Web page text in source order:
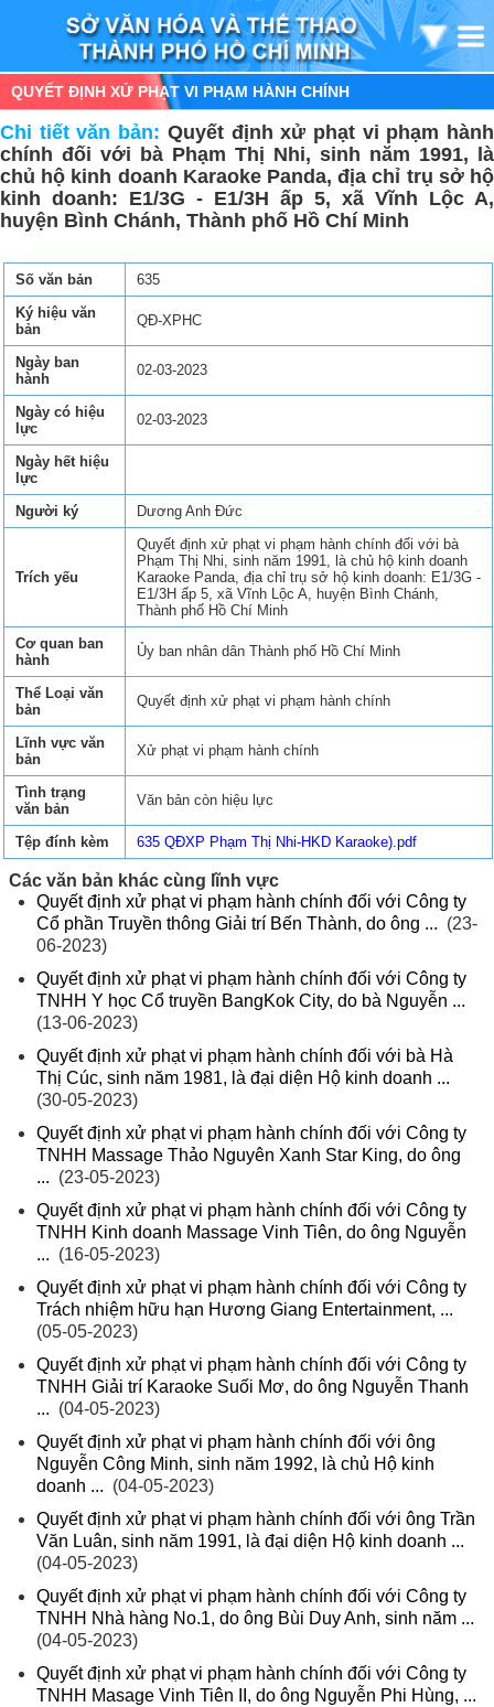
QUYẾT ĐỊNH XỬ PHẠT VI PHẠM HÀNH CHÍNH
Chi tiết văn bản: Quyết định xử phạt vi phạm hành
chính đối với bà Phạm Thị Nhi, sinh năm 1991, là
chủ hộ kinh doanh Karaoke Panda, địa chỉ trụ sở hộ
kinh doanh: E1/3G - E1/3H ấp 5, xã Vĩnh Lộc A,
huyện Bình Chánh, Thành phố Hồ Chí Minh
Số văn bản
635
Ký hiệu văn
bản
QĐ-XPHC
Ngày ban
hành
02-03-2023
Ngày có hiệu
lực
02-03-2023
Ngày hết hiệu
lực
Người ký
Dương Anh Đức
Trích yếu
Quyết định xử phạt vi phạm hành chính đối với bà
Phạm Thị Nhi, sinh năm 1991, là chủ hộ kinh doanh
Karaoke Panda, địa chỉ trụ sở hộ kinh doanh: E1/3G -
E1/3H ấp 5, xã Vĩnh Lộc A, huyện Bình Chánh,
Thành phố Hồ Chí Minh
Cơ quan ban
hành
Ủy ban nhân dân Thành phố Hồ Chí Minh
Thể Loại văn
bản
Quyết định xử phạt vi phạm hành chính
Lĩnh vực văn
bản
Xử phạt vi phạm hành chính
Tình trạng
văn bản
Văn bản còn hiệu lực
Tệp đính kèm 635 QĐXP Phạm Thị Nhi-HKD Karaoke).pdf
Các văn bản khác cùng lĩnh vực
Quyết định xử phạt vi phạm hành chính đối với Công ty
Cổ phần Truyền thông Giải trí Bến Thành, do ông ... (23-
06-2023)
Quyết định xử phạt vi phạm hành chính đối với Công ty
TNHH Y học Cổ truyền BangKok City, do bà Nguyễn ...
(13-06-2023)
Quyết định xử phạt vi phạm hành chính đối với bà Hà
Thị Cúc, sinh năm 1981, là đại diện Hộ kinh doanh ...
(30-05-2023)
Quyết định xử phạt vi phạm hành chính đối với Công ty
TNHH Massage Thảo Nguyên Xanh Star King, do ông
... (23-05-2023)
Quyết định xử phạt vi phạm hành chính đối với Công ty
TNHH Kinh doanh Massage Vinh Tiên, do ông Nguyễn
... (16-05-2023)
Quyết định xử phạt vi phạm hành chính đối với Công ty
Trách nhiệm hữu hạn Hương Giang Entertainment, ...
(05-05-2023)
Quyết định xử phạt vi phạm hành chính đối với Công ty
TNHH Giải trí Karaoke Suối Mơ, do ông Nguyễn Thanh
... (04-05-2023)
Quyết định xử phạt vi phạm hành chính đối với ông
Nguyễn Công Minh, sinh năm 1992, là chủ Hộ kinh
doanh ... (04-05-2023)
Quyết định xử phạt vi phạm hành chính đối với ông Trần
Văn Luân, sinh năm 1991, là đại diện Hộ kinh doanh ...
(04-05-2023)
Quyết định xử phạt vi phạm hành chính đối với Công ty
TNHH Nhà hàng No.1, do ông Bùi Duy Anh, sinh năm ...
(04-05-2023)
Quyết định xử phạt vi phạm hành chính đối với Công ty
TNHH Masage Vinh Tiên II, do ông Nguyễn Phi Hùng, ...